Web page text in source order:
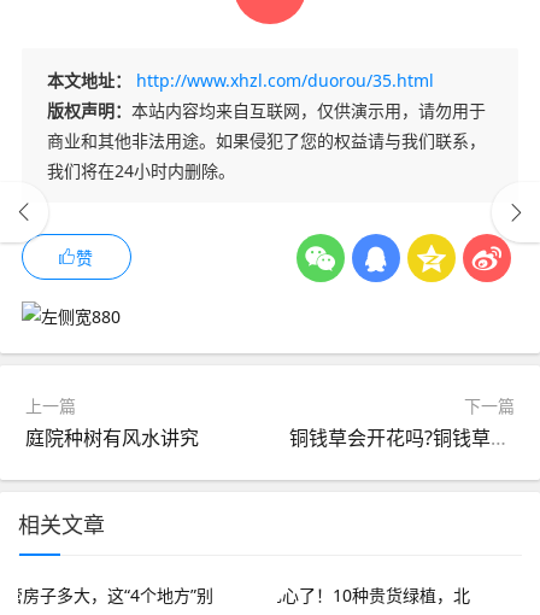
本文地址：
http://www.xhzl.com/duorou/35.html
版权声明： 本站内容均来自互联网，仅供演示用，请勿用于
商业和其他非法用途。如果侵犯了您的权益请与我们联系，
我们将在24小时内删除。
赞
上一篇
庭院种树有风水讲究
下一篇
铜钱草会开花吗?铜钱草开花怎么办
相关文章